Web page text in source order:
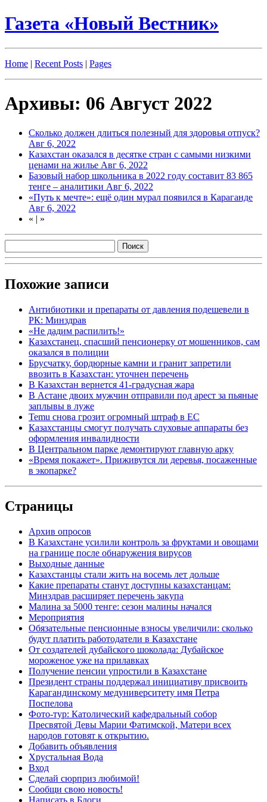
Газета «Новый Вестник»
Home | Recent Posts | Pages
Архивы: 06 Август 2022
Сколько должен длиться полезный для здоровья отпуск?
Авг 6, 2022
Казахстан оказался в десятке стран с самыми низкими
ценами на жилье Авг 6, 2022
Базовый набор школьника в 2022 году составит 83 865
тенге – аналитики Авг 6, 2022
«Путь к мечте»: ещё один мурал появился в Караганде
Авг 6, 2022
« | »
Похожие записи
Антибиотики и препараты от давления подешевели в
РК: Минздрав
«Не дадим распилить!»
Казахстанец, спасший пенсионерку от мошенников, сам
оказался в полиции
Брусчатку, бордюрные камни и гранит запретили
ввозить в Казахстан: уточнен перечень
В Казахстан вернется 41-градусная жара
В Астане двоих мужчин отправили под арест за пьяные
заплывы в луже
Temu снова грозит огромный штраф в ЕС
Казахстанцы смогут получать слуховые аппараты без
оформления инвалидности
В Центральном парке демонтируют главную арку
«Время покажет». Приживутся ли деревья, посаженные
в экопарке?
Страницы
Архив опросов
В Казахстане усилили контроль за фруктами и овощами
на границе после обнаружения вирусов
Выходные данные
Казахстанцы стали жить на восемь лет дольше
Какие препараты станут доступны казахстанцам:
Минздрав расширяет перечень закупа
Малина за 5000 тенге: сезон малины начался
Мероприятия
Обязательные пенсионные взносы увеличили: сколько
будут платить работодатели в Казахстане
От создателей дубайского шоколада: Дубайское
мороженое уже на прилавках
Получение пенсии упростили в Казахстане
Президент страны поддержал инициативу присвоить
Карагандинскому медуниверситету имя Петра
Поспелова
Фото-тур: Католический кафедральный собор
Пресвятой Девы Марии Фатимской, Матери всех
народов готовят к открытию.
Добавить объявления
Хрустальная Вода
Вход
Сделай сюрприз любимой!
Сообщи свою новость!